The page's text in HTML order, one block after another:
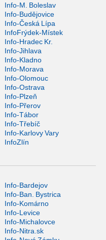
Info-M. Boleslav
Info-Budějovice
Info-Česká Lípa
InfoFrýdek-Místek
Info-Hradec Kr.
Info-Jihlava
Info-Kladno
Info-Morava
Info-Olomouc
Info-Ostrava
Info-Plzeň
Info-Přerov
Info-Tábor
Info-Třebíč
Info-Karlovy Vary
InfoZlín
Info-Bardejov
Info-Ban. Bystrica
Info-Komárno
Info-Levice
Info-Michalovce
Info-Nitra.sk